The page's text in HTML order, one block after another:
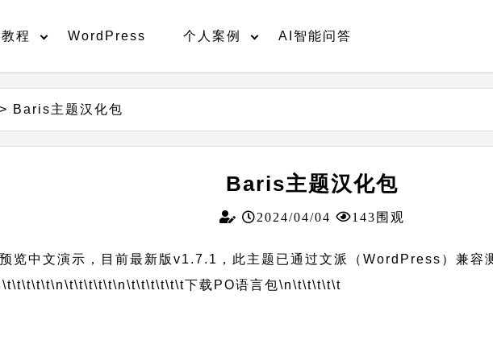
程 WordPress 个人案例 AI智能问答
> Baris主题汉化包
Baris主题汉化包
2024/04/04 143围观
览中文演示，目前最新版v1.7.1，此主题已通过文派（WordPress）兼容
\n\t\t\t\t\t\n\t\t\t\t\t\t下载PO语言包\n\t\t\t\t\t